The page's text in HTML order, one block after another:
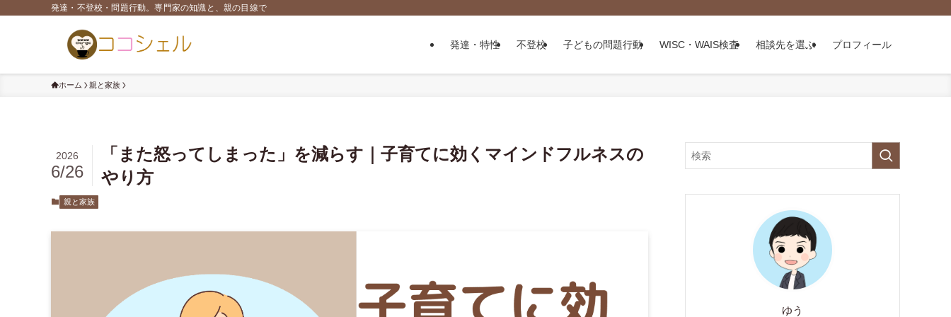
発達・不登校・問題行動。専門家の知識と、親の目線で
発達・特性 不登校 子どもの問題行動 WISC・WAIS検査 相談先を選ぶ プロフィール
ホーム 親と家族
「また怒ってしまった」を減らす｜子育てに効くマインドフルネスの
やり方
2026
6/26
親と家族
ゆう